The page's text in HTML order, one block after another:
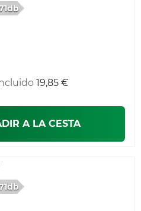
19,85 €
A LA CESTA